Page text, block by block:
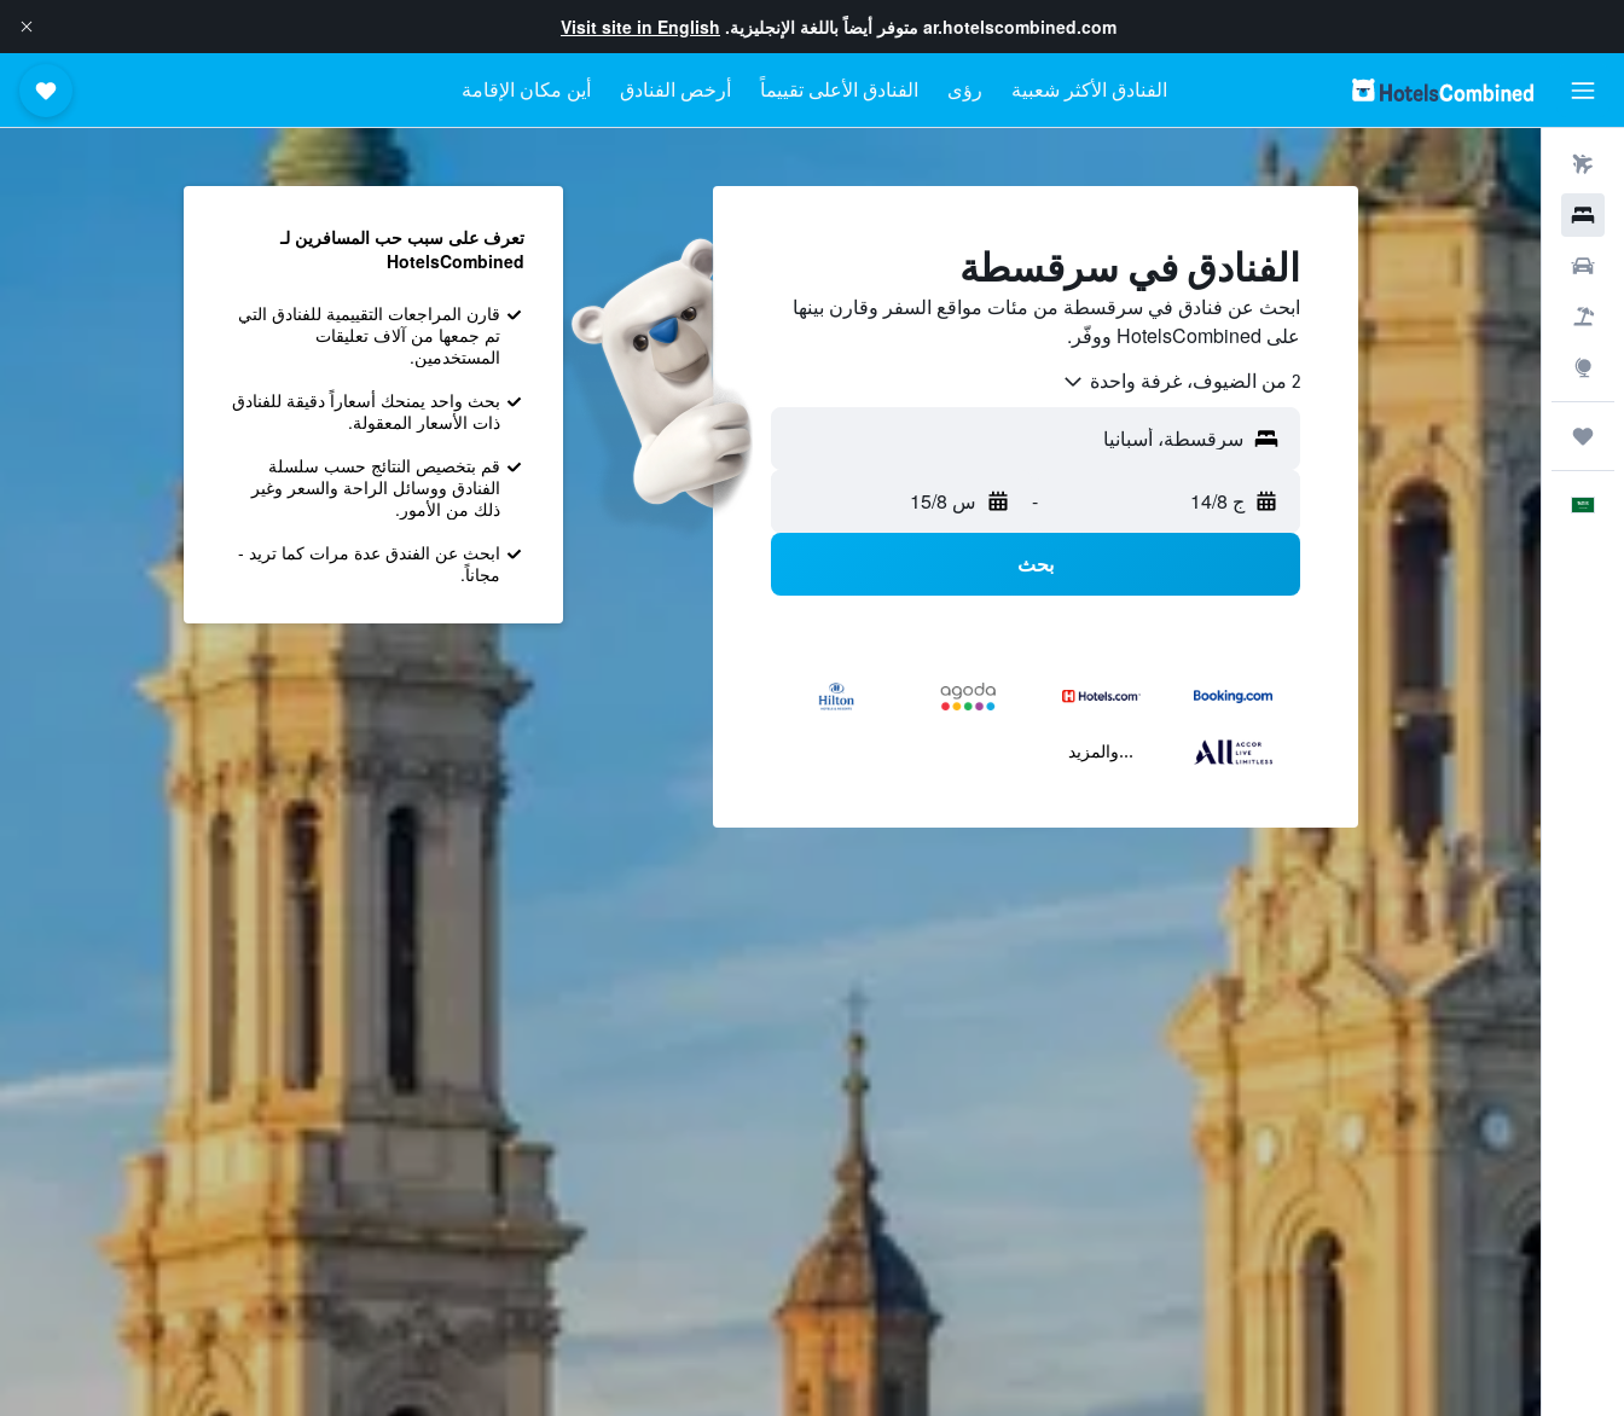
ar.hotelscombined.com متوفر أيضاً باللغة الإنجليزية. Visit site in English
رؤى الفنادق الأعلى تقييماً أرخص الفنادق أين مكان الإقامة
رحلات طيران
فنادق
حزم العروض
استكشاف
العَرَبِيَّة
الفنادق في سرقسطة
ابحث عن فنادق في سرقسطة من مئات مواقع السفر وقارن بينها
على HotelsCombined ووفّر.
2 من الضيوف، غرفة واحدة
ج 14/8 - س 15/8
بحث
...والمزيد
تعرف على سبب حب المسافرين لـ
HotelsCombined
قارن المراجعات التقييمية للفنادق التي
تم جمعها من آلاف تعليقات
المستخدمين.
بحث واحد يمنحك أسعاراً دقيقة للفنادق
ذات الأسعار المعقولة.
قم بتخصيص النتائج حسب سلسلة
الفنادق ووسائل الراحة والسعر وغير
ذلك من الأمور.
ابحث عن الفندق عدة مرات كما تريد -
مجاناً.